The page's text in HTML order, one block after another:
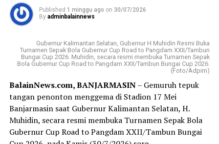
Visi Badan Usaha Milik Daerah (BUMD) Pemprov Kalsel
terpercaya dengan memberikan pelayanan terbaik
kepada masyarakat.
Sementara misinya ;menjadi penggerak perekonomian
daerah, memberikan nilai tambah bagi pemegang saham,
serta menyediakan layanan perbankan berkualitas.
Sedangkan produk Bank Kalsel meliputi layanan
tabungan, kredit atau pinjaman, serta layanan khusus
Published 1 minggu ago on 30/07/2026
By adminbalainnews
Gubernur Kalimantan Selatan, Gubernur H Muhidin Resmi Buka
Turnamen Sepak Bola Gubernur Cup Road to Pangdam XXII/Tambun
Bungai Cup 2026. Muhidin, secara resmi membuka Turnamen Sepak
Bola Gubernur Cup Road to Pangdam XXII/Tambun Bungai Cup 2026.
(Foto/Adpim)
BalainNews.com, BANJARMASIN– Gemuruh tepuk
tangan penonton menggema di Stadion 17 Mei
Banjarmasin saat Gubernur Kalimantan Selatan, H.
Muhidin, secara resmi membuka Turnamen Sepak Bola
Gubernur Cup Road to Pangdam XXII/Tambun Bungai